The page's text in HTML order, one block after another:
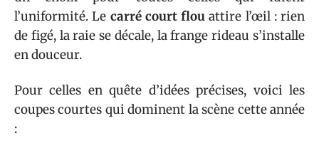
l’uniformité. Le carré court flou attire l’œil : rien
de figé, la raie se décale, la frange rideau s’installe
en douceur.
Pour celles en quête d’idées précises, voici les
coupes courtes qui dominent la scène cette année
: